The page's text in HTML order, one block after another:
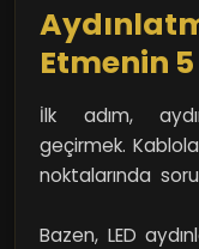
elektrik
çalışması için
Etmenin
İlk adım,
geçirmek.
noktalarında
hasar
Bazen, LED